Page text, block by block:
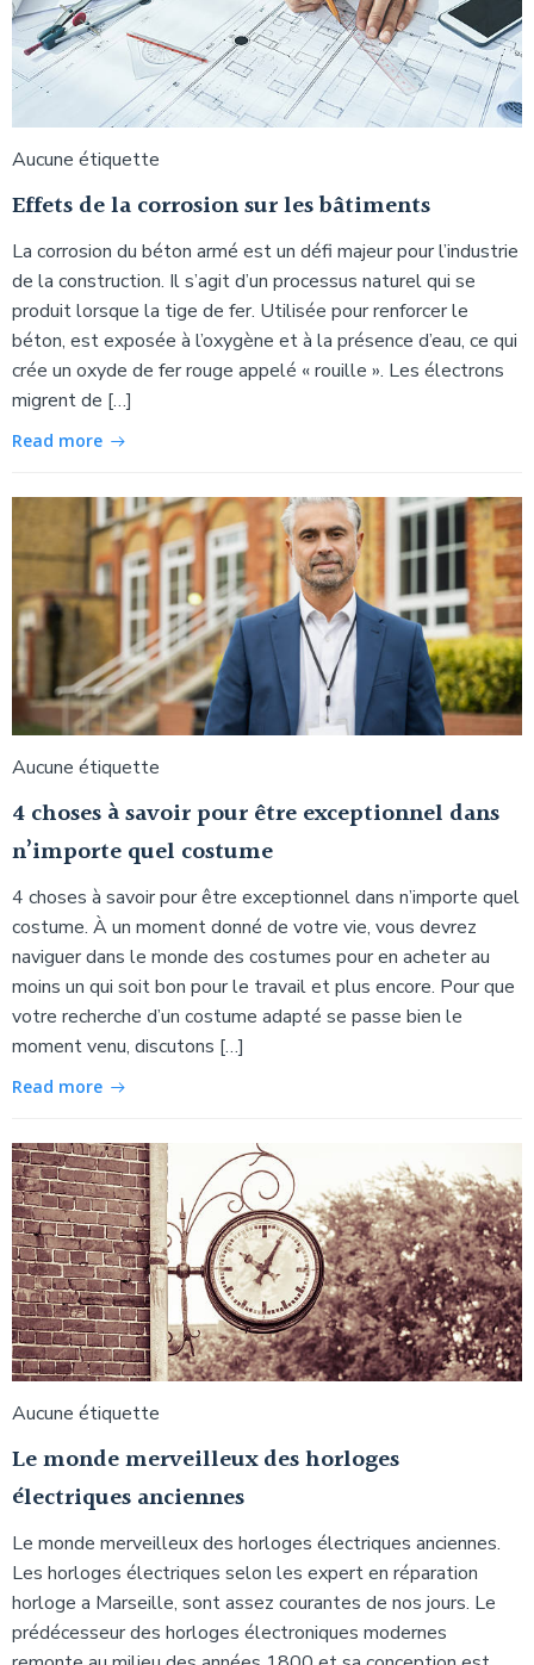
Aucune étiquette
Effets de la corrosion sur les bâtiments
La corrosion du béton armé est un défi majeur pour l’industrie
de la construction. Il s’agit d’un processus naturel qui se
produit lorsque la tige de fer. Utilisée pour renforcer le
béton, est exposée à l’oxygène et à la présence d’eau, ce qui
crée un oxyde de fer rouge appelé « rouille ». Les électrons
migrent de […]
Read more
Aucune étiquette
4 choses à savoir pour être exceptionnel dans
n’importe quel costume
4 choses à savoir pour être exceptionnel dans n’importe quel
costume. À un moment donné de votre vie, vous devrez
naviguer dans le monde des costumes pour en acheter au
moins un qui soit bon pour le travail et plus encore. Pour que
votre recherche d’un costume adapté se passe bien le
moment venu, discutons […]
Read more
Aucune étiquette
Le monde merveilleux des horloges
électriques anciennes
Le monde merveilleux des horloges électriques anciennes.
Les horloges électriques selon les expert en réparation
horloge a Marseille, sont assez courantes de nos jours. Le
prédécesseur des horloges électroniques modernes